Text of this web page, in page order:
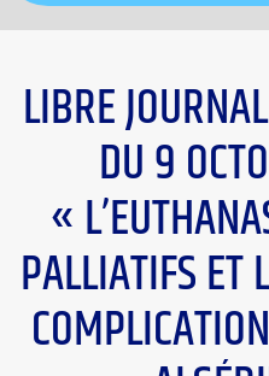
LIBRE
DU 9
«
PALLIATIFS ET